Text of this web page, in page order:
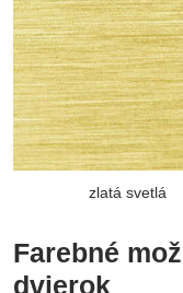
zlatá svetlá
Farebné
dvierok